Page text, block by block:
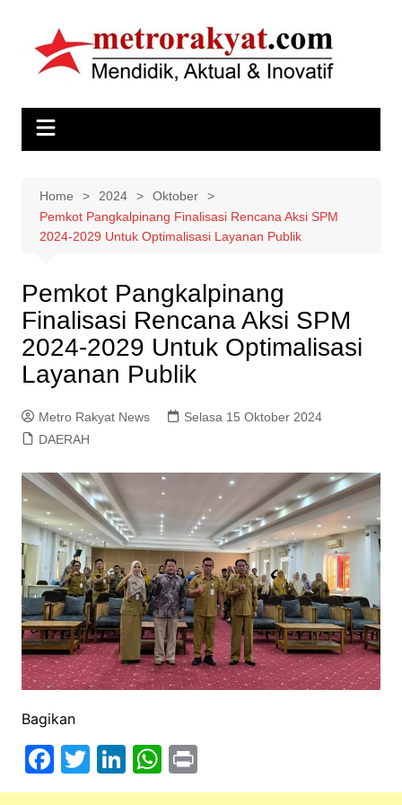
content
Home 2024
Oktober
Pemkot Pangkalpinang Finalisasi Rencana Aksi SPM
2024-2029 Untuk Optimalisasi Layanan Publik
Pemkot Pangkalpinang
Finalisasi Rencana Aksi SPM
2024-2029 Untuk Optimalisasi
Layanan Publik
Metro Rakyat News
Selasa 15 Oktober 2024
DAERAH
Bagikan
F
a
T
w
Li
n
W
h
Pr
in